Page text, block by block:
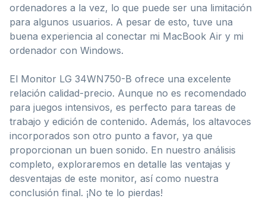
ordenadores a la vez, lo que puede ser una limitación
para algunos usuarios. A pesar de esto, tuve una
buena experiencia al conectar mi MacBook Air y mi
ordenador con Windows.
El Monitor LG 34WN750-B ofrece una excelente
relación calidad-precio. Aunque no es recomendado
para juegos intensivos, es perfecto para tareas de
trabajo y edición de contenido. Además, los altavoces
incorporados son otro punto a favor, ya que
proporcionan un buen sonido. En nuestro análisis
completo, exploraremos en detalle las ventajas y
desventajas de este monitor, así como nuestra
conclusión final. ¡No te lo pierdas!